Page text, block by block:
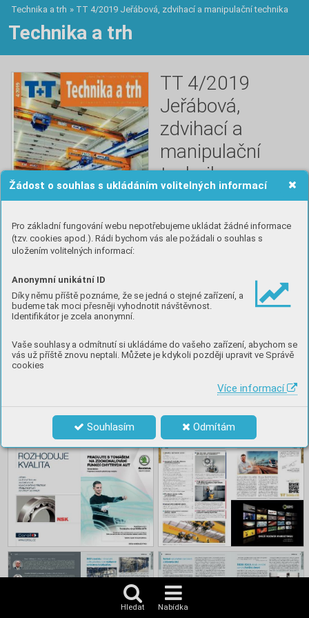
Žádost o souhlas s ukládáním volitelných informací
Pro základní fungování webu nepotřebujeme ukládat žádné informace
(tzv. cookies apod.). Rádi bychom vás ale požádali o souhlas s
uložením volitelných informací:
Anonymní unikátní ID
Díky němu příště poznáme, že se jedná o stejné zařízení, a
budeme tak moci přesněji vyhodnotit návštěvnost.
Identifikátor je zcela anonymní.
Vaše souhlasy a odmítnutí si ukládáme do vašeho zařízení, abychom se
vás už příště znovu neptali. Můžete je kdykoli později upravit ve Správě
cookies
Více informací
Souhlasím Odmítám
TT 4/2019
Jeřábová,
zdvihací a
manipulační
technika
19. 4. 2019
Jeřáby, výtahová technika,
manipulace, dopravníkové
systémy,vybavení dílen a
kanceláří. Stavební technika,
budov.
Obsah
Technika a trh » TT 4/2019 Jeřábová, zdvihací a manipulační technika
Technika a trh
Hledat Nabídka